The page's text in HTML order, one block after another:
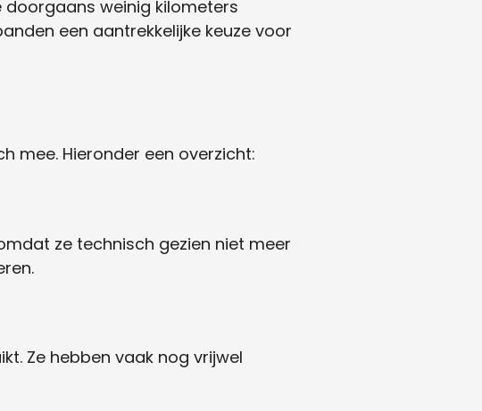
doorgaans weinig kilometers
een aantrekkelijke keuze voor
mee. Hieronder een overzicht:
ze technisch gezien niet meer
Ze hebben vaak nog vrijwel